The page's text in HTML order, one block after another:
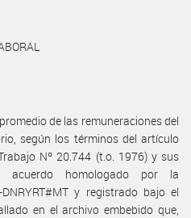
de las remuneraciones del
según los términos del artículo
Nº 20.744 (t.o. 1976) y sus
acuerdo homologado por la
DNRYRT#MT y registrado bajo el
en el archivo embebido que,